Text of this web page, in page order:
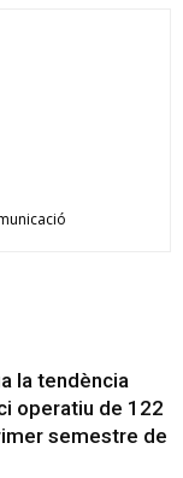
la tendència
operatiu de 122
semestre de